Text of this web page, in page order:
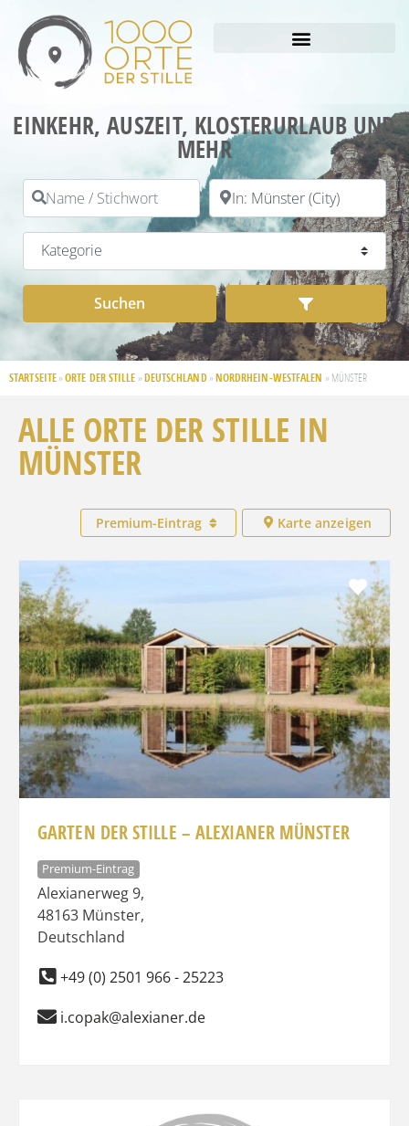
EINKEHR, AUSZEIT, KLOSTERURLAUB UND
MEHR
Name / Stichwort PLZ / Ort
Kategorie
Suchen Advanced
STARTSEITE » ORTE DER STILLE » DEUTSCHLAND» NORDRHEIN-WESTFALEN » MÜNSTER
ALLE ORTE DER STILLE IN
MÜNSTER
Premium-Eintrag Karte anzeigen
GARTEN DER STILLE – ALEXIANER MÜNSTER
Premium-Eintrag
Alexianerweg 9,
48163 Münster,
Deutschland
+49 (0) 2501 966 - 25223
i.copak@alexianer.de